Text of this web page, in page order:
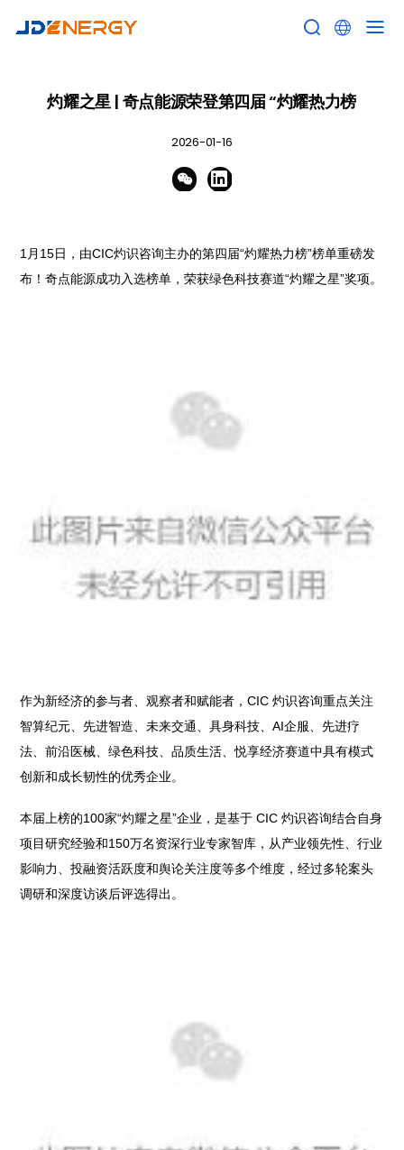
 
灼耀之星 | 奇点能源荣登第四届 “灼耀热力榜
2026-01-16
 
1月15日，由CIC灼识咨询主办的第四届“灼耀热力榜”榜单重磅发
布！奇点能源成功入选榜单，荣获绿色科技赛道“灼耀之星”奖项。
作为新经济的参与者、观察者和赋能者，CIC 灼识咨询重点关注
智算纪元、先进智造、未来交通、具身科技、AI企服、先进疗
法、前沿医械、绿色科技、品质生活、悦享经济赛道中具有模式
创新和成长韧性的优秀企业。
本届上榜的100家“灼耀之星”企业，是基于 CIC 灼识咨询结合自身
项目研究经验和150万名资深行业专家智库，从产业领先性、行业
影响力、投融资活跃度和舆论关注度等多个维度，经过多轮案头
调研和深度访谈后评选得出。